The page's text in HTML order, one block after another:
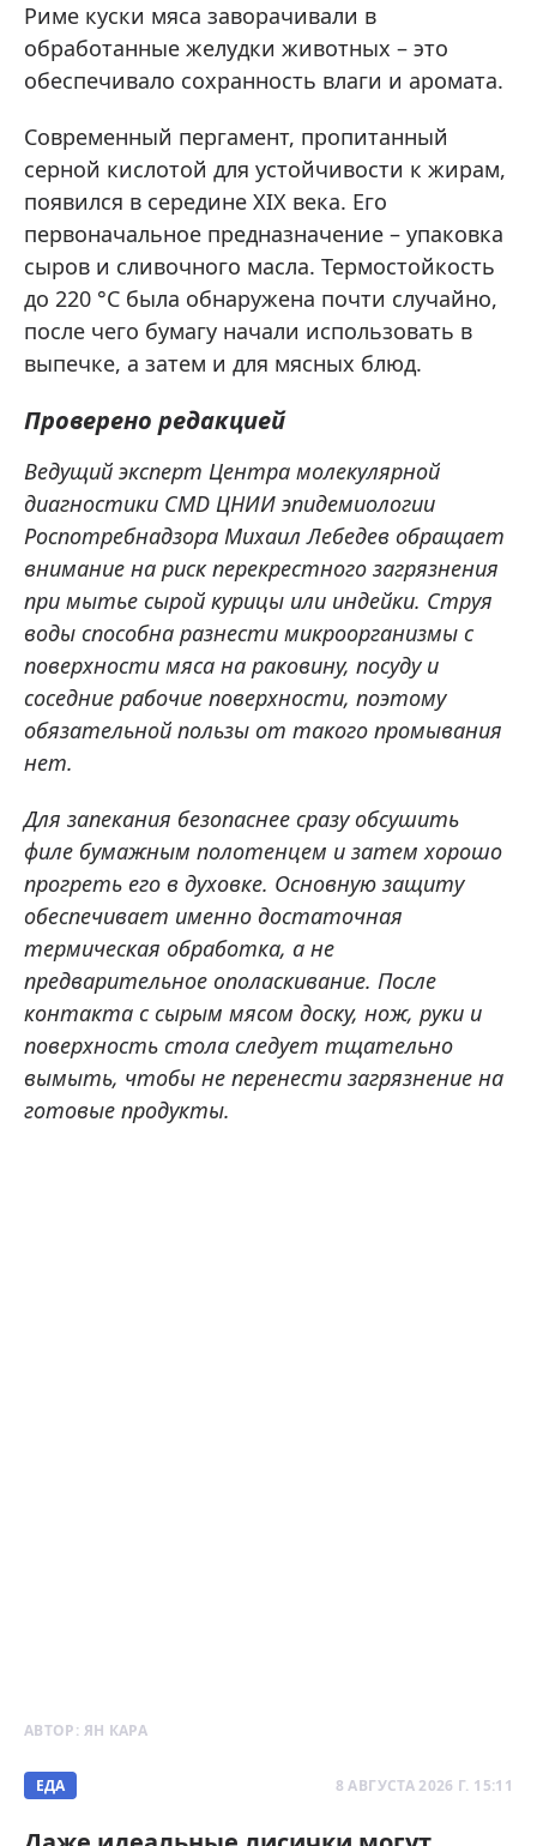
Риме куски мяса заворачивали в
обработанные желудки животных – это
обеспечивало сохранность влаги и аромата.
Современный пергамент, пропитанный
серной кислотой для устойчивости к жирам,
появился в середине XIX века. Его
первоначальное предназначение – упаковка
сыров и сливочного масла. Термостойкость
до 220 °C была обнаружена почти случайно,
после чего бумагу начали использовать в
выпечке, а затем и для мясных блюд.
Проверено редакцией
Ведущий эксперт Центра молекулярной
диагностики CMD ЦНИИ эпидемиологии
Роспотребнадзора Михаил Лебедев обращает
внимание на риск перекрестного загрязнения
при мытье сырой курицы или индейки. Струя
воды способна разнести микроорганизмы с
поверхности мяса на раковину, посуду и
соседние рабочие поверхности, поэтому
обязательной пользы от такого промывания
нет.
Для запекания безопаснее сразу обсушить
филе бумажным полотенцем и затем хорошо
прогреть его в духовке. Основную защиту
обеспечивает именно достаточная
термическая обработка, а не
предварительное ополаскивание. После
контакта с сырым мясом доску, нож, руки и
поверхность стола следует тщательно
вымыть, чтобы не перенести загрязнение на
готовые продукты.
АВТОР: ЯН КАРА
ЕДА 8 АВГУСТА 2026 Г. 15:11